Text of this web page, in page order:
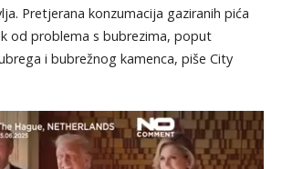
Pretjerana konzumacija gaziranih pića
od problema s bubrezima, poput
i bubrežnog kamenca, piše City